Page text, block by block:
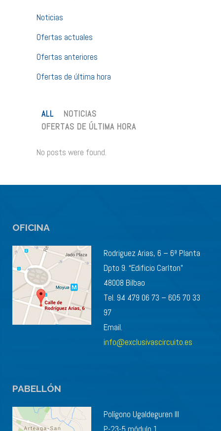
Noticias
Ofertas actuales
Ofertas anteriores
Ofertas de última hora
ALL
NOTICIAS
OFERTAS DE ÚLTIMA HORA
No posts were found.
OFICINA
Rodriguez Arias, 6 – 6ª Planta
Dpto 9. “Edificio Carlton”
48008 Bilbao
Tel. 94 479 06 73 – 605 70 33
97
Email.
info@exclusivascircuito.es
PABELLÓN
Polígono Ugaldeguren III